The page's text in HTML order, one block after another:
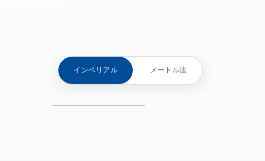
インペリアル メートル法